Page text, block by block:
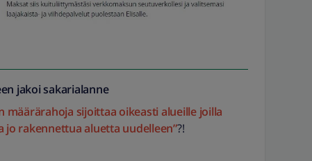
jakoisakarialanne
määrärahoja sijoittaa oikeasti alueille joilla
rakennettua aluetta uudelleen”?!